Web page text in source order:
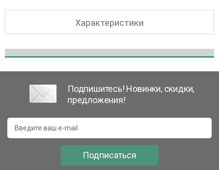
Характеристики
Подпишитесь! Новинки, скидки,
предложения!
Подписаться